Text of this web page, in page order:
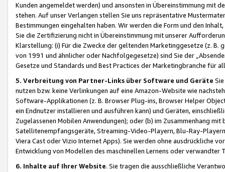
Kunden angemeldet werden) und ansonsten in Übereinstimmung mit
stehen. Auf unser Verlangen stellen Sie uns repräsentative
Bestimmungen eingehalten haben. Wir werden die Form und den
Sie die Zertifizierung nicht in Übereinstimmung mit unserer
Klarstellung: (i) Für die Zwecke der geltenden Marketinggesetze (z. B.
von 1991 und ähnlicher oder Nachfolgegesetze) sind Sie der
Gesetze und Standards und Best Practices der Marketingbranche für
5. Verbreitung von Partner-Links über Software und Geräte
nutzen bzw. keine Verlinkungen auf eine Amazon-Website wie
Software-Applikationen (z. B. Browser Plug-ins, Browser Helper
ein Endnutzer installieren und ausführen kann) und Geräten,
Zugelassenen Mobilen Anwendungen); oder (b) im Zusammenhang
Satellitenempfangsgeräte, Streaming-Video-Playern, Blu-Ray-
Viera Cast oder Vizio Internet Apps). Sie werden ohne ausdrückliche
Entwicklung von Modellen des maschinellen Lernens oder
6. Inhalte auf Ihrer Website. Sie tragen die ausschließliche